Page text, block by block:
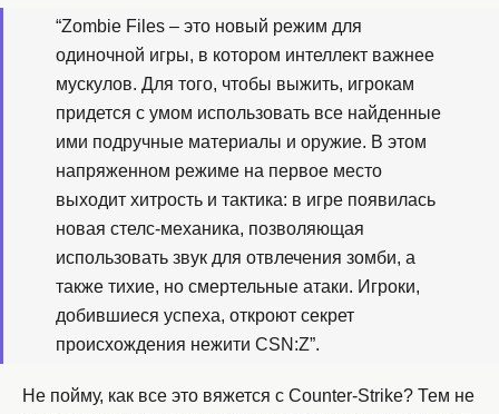
“Zombie Files – это новый режим для
одиночной игры, в котором интеллект важнее
мускулов. Для того, чтобы выжить, игрокам
придется с умом использовать все найденные
ими подручные материалы и оружие. В этом
напряженном режиме на первое место
выходит хитрость и тактика: в игре появилась
новая стелс-механика, позволяющая
использовать звук для отвлечения зомби, а
также тихие, но смертельные атаки. Игроки,
добившиеся успеха, откроют секрет
происхождения нежити CSN:Z”.
Не пойму, как все это вяжется с Counter-Strike? Тем не